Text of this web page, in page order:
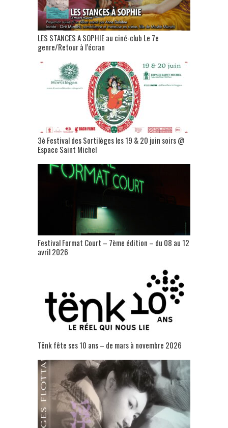
LES STANCES A SOPHIE au ciné-club Le 7e
genre/Retour à l’écran
3è Festival des Sortilèges les 19 & 20 juin soirs @
Espace Saint Michel
Festival Format Court – 7ème édition – du 08 au 12
avril 2026
Tënk fête ses 10 ans – de mars à novembre 2026